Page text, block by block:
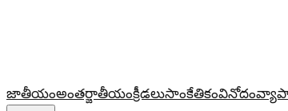
జాతీయంఅంతర్జాతీయంక్రీడలుసాంకేతికంవినోదం